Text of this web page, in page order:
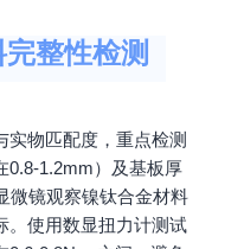
整性检测
实物匹配度，重点检测
0.8-1.2mm）及基板厚
微镜观察镍钛合金材料
。使用数显扭力计测试